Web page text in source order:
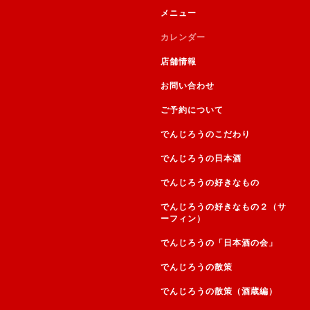
メニュー
カレンダー
店舗情報
お問い合わせ
ご予約について
でんじろうのこだわり
でんじろうの日本酒
でんじろうの好きなもの
でんじろうの好きなもの２（サ
ーフィン）
でんじろうの「日本酒の会」
でんじろうの散策
でんじろうの散策（酒蔵編）